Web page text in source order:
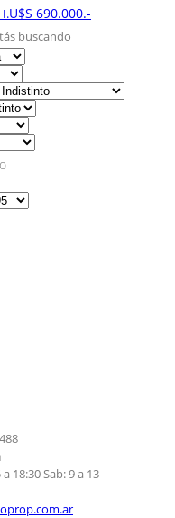
U$S 690.000.-
buscando
18:30 Sab: 9 a 13